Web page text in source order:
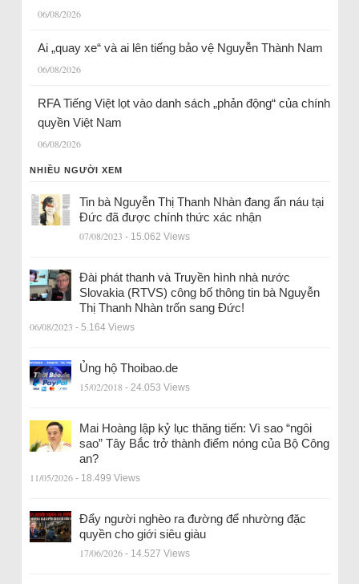
06/08/2026
Ai „quay xe“ và ai lên tiếng bảo vệ Nguyễn Thành Nam
06/08/2026
RFA Tiếng Việt lọt vào danh sách „phản động“ của chính
quyền Việt Nam
06/08/2026
NHIỀU NGƯỜI XEM
Tin bà Nguyễn Thị Thanh Nhàn đang ẩn náu tại
Đức đã được chính thức xác nhận
07/08/2023 - 15.062 Views
Đài phát thanh và Truyền hình nhà nước
Slovakia (RTVS) công bố thông tin bà Nguyễn
Thị Thanh Nhàn trốn sang Đức!
06/08/2023 - 5.164 Views
Ủng hộ Thoibao.de
15/02/2018 - 24.053 Views
Mai Hoàng lập kỷ lục thăng tiến: Vì sao “ngôi
sao” Tây Bắc trở thành điểm nóng của Bộ Công
an?
11/05/2026 - 18.499 Views
Đẩy người nghèo ra đường để nhường đặc
quyền cho giới siêu giàu
17/06/2026 - 14.527 Views